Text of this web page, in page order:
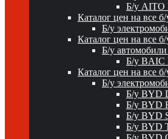
Б/у AITO
Каталог цен на все
Б/у
Каталог цен на все
Б/у
Б/у BAIC
Каталог цен на все
Б/у
Б/у BYD
Б/у BYD
Б/у BYD
Б/у BYD